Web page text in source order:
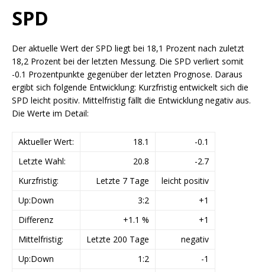
SPD
Der aktuelle Wert der SPD liegt bei 18,1 Prozent nach zuletzt
18,2 Prozent bei der letzten Messung. Die SPD verliert somit
-0.1 Prozentpunkte gegenüber der letzten Prognose. Daraus
ergibt sich folgende Entwicklung: Kurzfristig entwickelt sich die
SPD leicht positiv. Mittelfristig fällt die Entwicklung negativ aus.
Die Werte im Detail:
Aktueller Wert: 18.1
-0.1
Letzte Wahl:
20.8
-2.7
Kurzfristig:
Letzte 7 Tage
leicht positiv
Up:Down
3:2
+1
Differenz
+1.1 %
+1
Mittelfristig:
Letzte 200 Tage
negativ
Up:Down
1:2 -1